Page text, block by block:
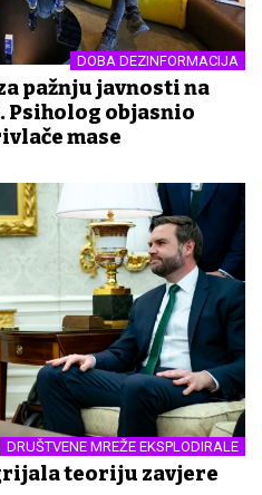
DOBA DEZINFORMACIJA
pažnju javnosti na
Psiholog objasnio
mase
DRUŠTVENE MREŽE EKSPLODIRALE
teoriju zavjere